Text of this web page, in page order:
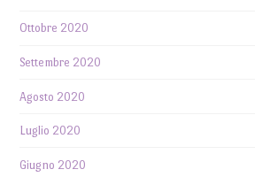
Ottobre 2020
Settembre 2020
Agosto 2020
Luglio 2020
Giugno 2020